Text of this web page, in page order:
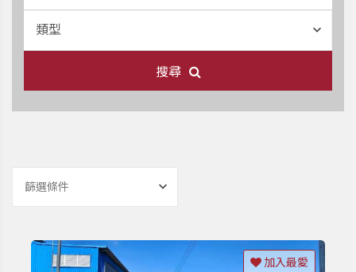
類型
搜尋
篩選條件
加入最愛